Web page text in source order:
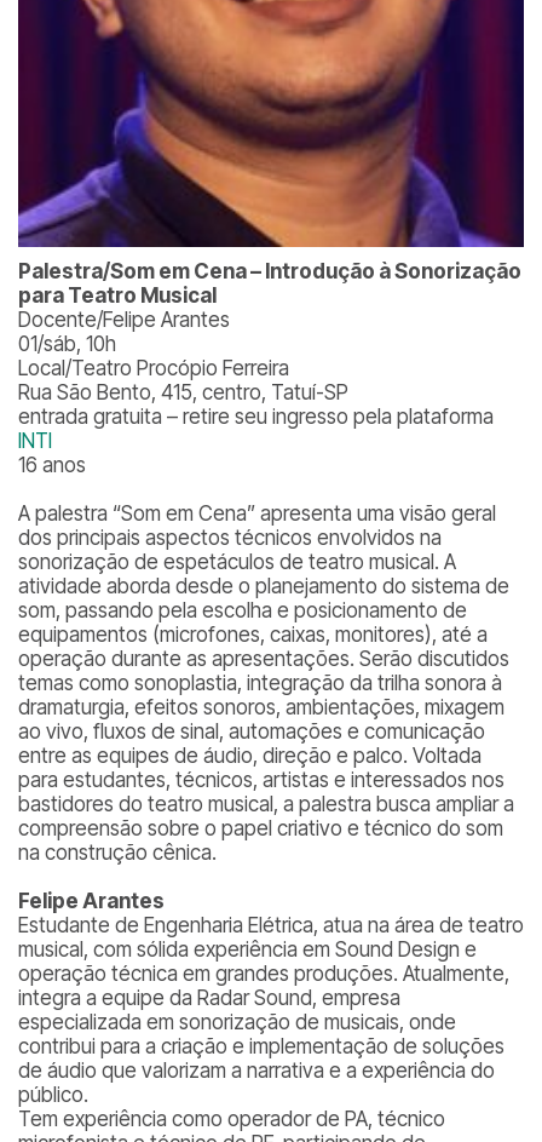
Palestra/Som em Cena – Introdução à Sonorização
para Teatro Musical
Docente/Felipe Arantes
01/sáb, 10h
Local/Teatro Procópio Ferreira
Rua São Bento, 415, centro, Tatuí-SP
entrada gratuita – retire seu ingresso pela plataforma
INTI
16 anos
A palestra “Som em Cena” apresenta uma visão geral
dos principais aspectos técnicos envolvidos na
sonorização de espetáculos de teatro musical. A
atividade aborda desde o planejamento do sistema de
som, passando pela escolha e posicionamento de
equipamentos (microfones, caixas, monitores), até a
operação durante as apresentações. Serão discutidos
temas como sonoplastia, integração da trilha sonora à
dramaturgia, efeitos sonoros, ambientações, mixagem
ao vivo, fluxos de sinal, automações e comunicação
entre as equipes de áudio, direção e palco. Voltada
para estudantes, técnicos, artistas e interessados nos
bastidores do teatro musical, a palestra busca ampliar a
compreensão sobre o papel criativo e técnico do som
na construção cênica.
Felipe Arantes
Estudante de Engenharia Elétrica, atua na área de teatro
musical, com sólida experiência em Sound Design e
operação técnica em grandes produções. Atualmente,
integra a equipe da Radar Sound, empresa
especializada em sonorização de musicais, onde
contribui para a criação e implementação de soluções
de áudio que valorizam a narrativa e a experiência do
público.
Tem experiência como operador de PA, técnico